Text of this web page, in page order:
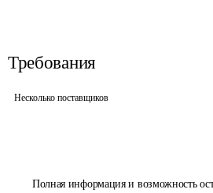
Полная информация и возможность
Требования
Несколько поставщиков